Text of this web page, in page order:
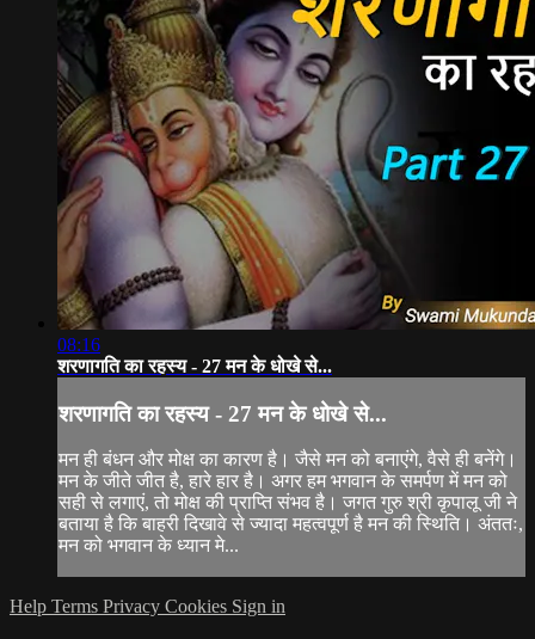
08:16
शरणागति का रहस्य - 27 मन के धोखे से...
शरणागति का रहस्य - 27 मन के धोखे से...
मन ही बंधन और मोक्ष का कारण है। जैसे मन को बनाएंगे, वैसे ही बनेंगे।
मन के जीते जीत है, हारे हार है। अगर हम भगवान के समर्पण में मन को
सही से लगाएं, तो मोक्ष की प्राप्ति संभव है। जगत गुरु श्री कृपालू जी ने
बताया है कि बाहरी दिखावे से ज्यादा महत्वपूर्ण है मन की स्थिति। अंततः,
मन को भगवान के ध्यान मे...
Help Terms Privacy Cookies Sign in